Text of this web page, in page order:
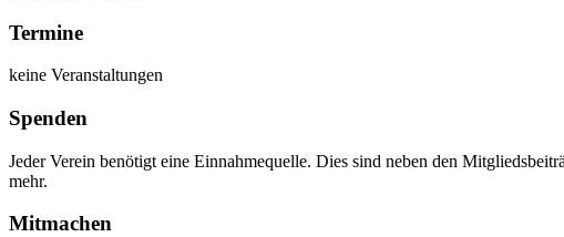
Termine
keine Veranstaltungen
Spenden
Jeder Verein benötigt eine Einnahmequelle. Dies sind neben den
mehr.
Mitmachen